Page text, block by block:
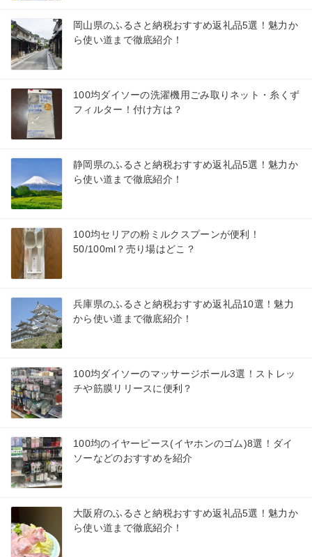
岡山県のふるさと納税おすすめ返礼品5選！魅力か
ら使い道まで徹底紹介！
100均ダイソーの洗濯機用ごみ取りネット・糸くず
フィルター！付け方は？
静岡県のふるさと納税おすすめ返礼品5選！魅力か
ら使い道まで徹底紹介！
100均セリアの粉ミルクスプーンが便利！
50/100ml？売り場はどこ？
兵庫県のふるさと納税おすすめ返礼品10選！魅力
から使い道まで徹底紹介！
100均ダイソーのマッサージボール3選！ストレッ
チや筋膜リリースに便利？
100均のイヤーピース(イヤホンのゴム)8選！ダイ
ソーなどのおすすめを紹介
大阪府のふるさと納税おすすめ返礼品5選！魅力か
ら使い道まで徹底紹介！